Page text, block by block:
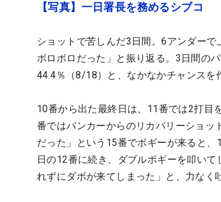
【写真】一日署長を務めるシブコ
ショットで苦しんだ3日間。6アンダー
ボロボロだった」と振り返る。3日間の
44.4％（8/18）と、なかなかチャンスを
10番から出た最終日は、11番では2打目
番ではバンカーからのリカバリーショ
だった」という15番でボギーが来ると
日の12番に続き、ダブルボギーを叩い
れずにダボが来てしまった」と、力なく